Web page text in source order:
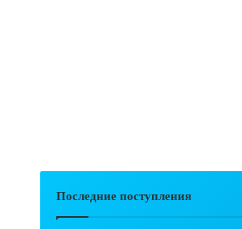
Последние поступления